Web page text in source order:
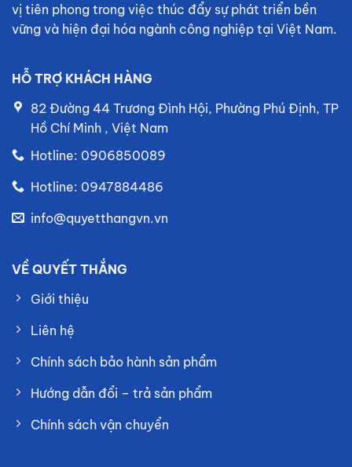
vị tiên phong trong việc thúc đẩy sự phát triển bền
vững và hiện đại hóa ngành công nghiệp tại Việt Nam.
HỖ TRỢ KHÁCH HÀNG
82 Đường 44 Trương Đình Hội, Phường Phú Định, TP
Hồ Chí Minh , Việt Nam
Hotline: 0906850089
Hotline: 0947884486
info@quyetthangvn.vn
VỀ QUYẾT THẮNG
Giới thiệu
Liên hệ
Chính sách bảo hành sản phẩm
Hướng dẫn đổi – trả sản phẩm
Chính sách vận chuyển